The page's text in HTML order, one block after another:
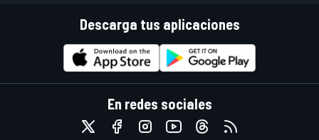
Descarga tus aplicaciones
En redes sociales